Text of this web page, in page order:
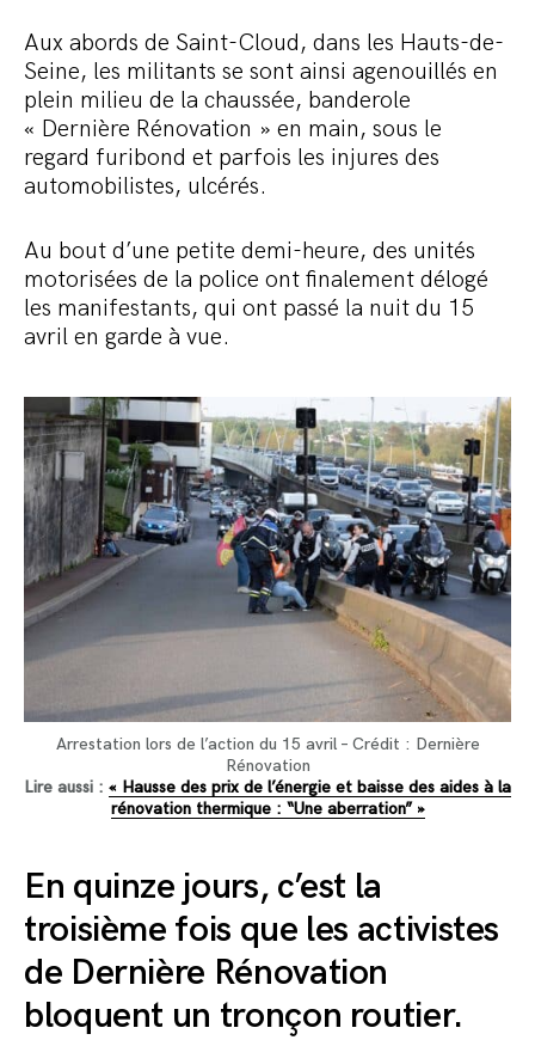
Aux abords de Saint-Cloud, dans les Hauts-de-
Seine, les militants se sont ainsi agenouillés en
plein milieu de la chaussée, banderole
« Dernière Rénovation » en main, sous le
regard furibond et parfois les injures des
automobilistes, ulcérés.
Au bout d’une petite demi-heure, des unités
motorisées de la police ont finalement délogé
les manifestants, qui ont passé la nuit du 15
avril en garde à vue.
Arrestation lors de l’action du 15 avril – Crédit : Dernière
Rénovation
Lire aussi : « Hausse des prix de l’énergie et baisse des aides à la
rénovation thermique : “Une aberration” »
En quinze jours, c’est la
troisième fois que les activistes
de Dernière Rénovation
bloquent un tronçon routier.